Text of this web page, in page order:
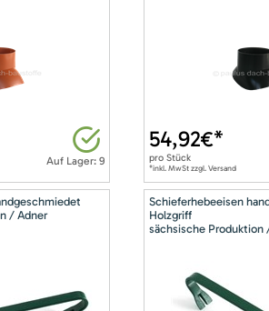
Auf Lager: 9
54,92€*
pro Stück
*inkl. MwSt zzgl. Versand
/ Adner
Schieferhebeeisen
Holzgriff
sächsische Produktion